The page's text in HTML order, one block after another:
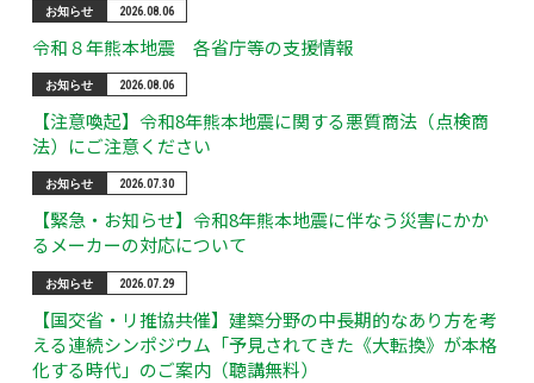
お知らせ 2026.08.06
令和８年熊本地震 各省庁等の支援情報
お知らせ 2026.08.06
【注意喚起】令和8年熊本地震に関する悪質商法（点検商
法）にご注意ください
お知らせ 2026.07.30
【緊急・お知らせ】令和8年熊本地震に伴なう災害にかか
るメーカーの対応について
お知らせ 2026.07.29
【国交省・リ推協共催】建築分野の中長期的なあり方を考
える連続シンポジウム「予見されてきた《大転換》が本格
化する時代」のご案内（聴講無料）